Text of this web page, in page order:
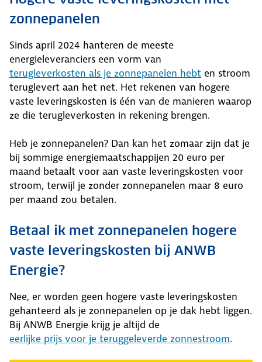
zonnepanelen
Sinds april 2024 hanteren de meeste
energieleveranciers een vorm van
terugleverkosten als je zonnepanelen hebt en stroom
teruglevert aan het net. Het rekenen van hogere
vaste leveringskosten is één van de manieren waarop
ze die terugleverkosten in rekening brengen.
Heb je zonnepanelen? Dan kan het zomaar zijn dat je
bij sommige energiemaatschappijen 20 euro per
maand betaalt voor aan vaste leveringskosten voor
stroom, terwijl je zonder zonnepanelen maar 8 euro
per maand zou betalen.
Betaal ik met zonnepanelen hogere
vaste leveringskosten bij ANWB
Energie?
Nee, er worden geen hogere vaste leveringskosten
gehanteerd als je zonnepanelen op je dak hebt liggen.
Bij ANWB Energie krijg je altijd de
eerlijke prijs voor je teruggeleverde zonnestroom.